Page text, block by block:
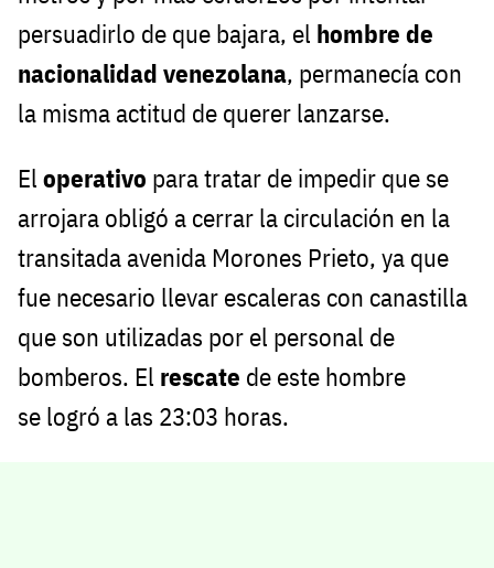
persuadirlo de que bajara, el hombre de
nacionalidad venezolana, permanecía con
la misma actitud de querer lanzarse.
El operativo para tratar de impedir que se
arrojara obligó a cerrar la circulación en la
transitada avenida Morones Prieto, ya que
fue necesario llevar escaleras con canastilla
que son utilizadas por el personal de
bomberos. El rescate de este hombre
se logró a las 23:03 horas.